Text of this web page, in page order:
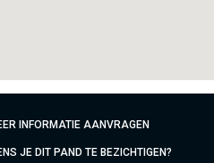
INFORMATIE AANVRAGEN
JE DIT PAND TE BEZICHTIGEN?